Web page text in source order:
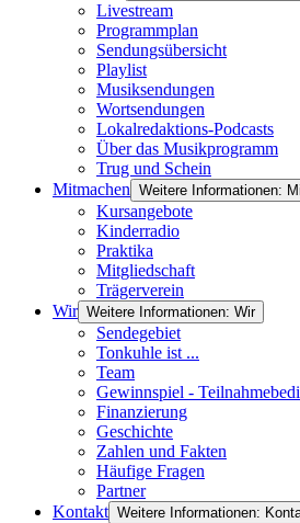
Livestream
Programmplan
Sendungsübersicht
Playlist
Musiksendungen
Wortsendungen
Lokalredaktions-Podcasts
Über das Musikprogramm
Trug und Schein
Mitmachen Weitere Informationen:
Kursangebote
Kinderradio
Praktika
Mitgliedschaft
Trägerverein
Wir Weitere Informationen: Wir
Sendegebiet
Tonkuhle ist ...
Team
Gewinnspiel -
Finanzierung
Geschichte
Zahlen und Fakten
Häufige Fragen
Partner
Kontakt Weitere Informationen: